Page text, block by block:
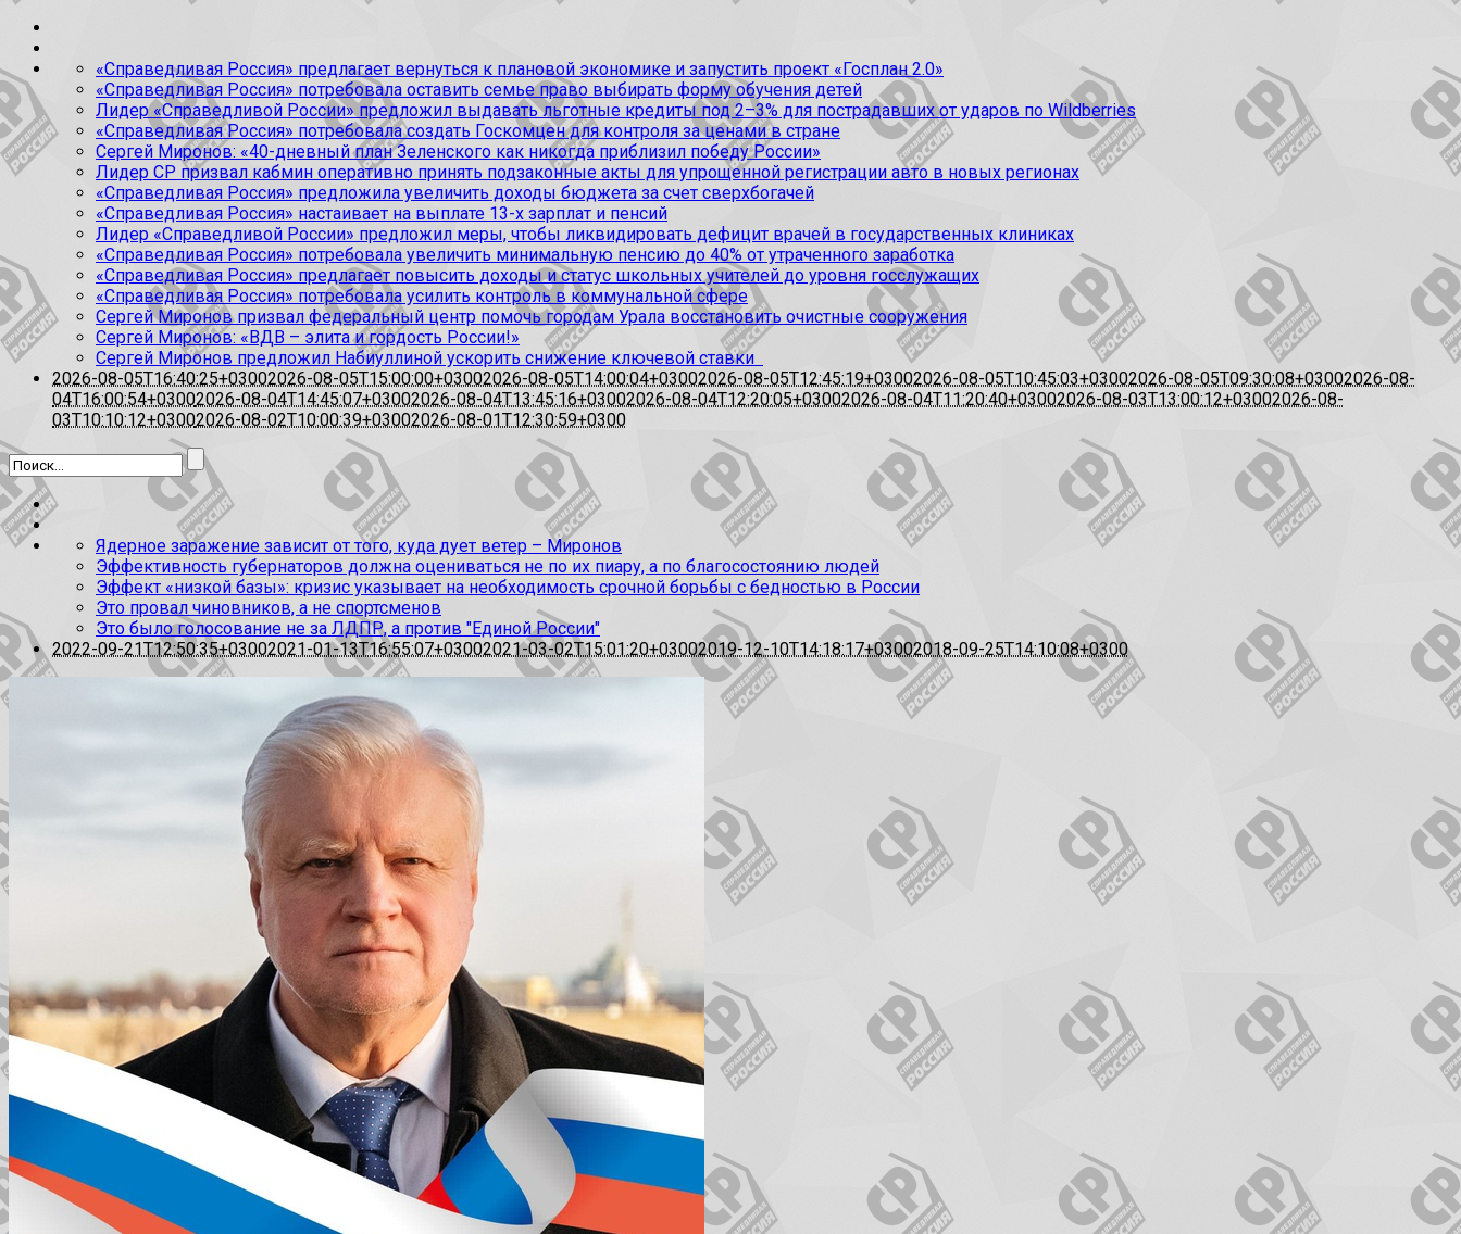
«Справедливая Россия» предлагает вернуться к плановой экономике и запустить проект «Госплан 2.0»
«Справедливая Россия» потребовала оставить семье право выбирать форму обучения детей
Лидер «Справедливой России» предложил выдавать льготные кредиты под 2–3% для пострадавших от ударов по Wildberries
«Справедливая Россия» потребовала создать Госкомцен для контроля за ценами в стране
Сергей Миронов: «40-дневный план Зеленского как никогда приблизил победу России»
Лидер СР призвал кабмин оперативно принять подзаконные акты для упрощенной регистрации авто в новых регионах
«Справедливая Россия» предложила увеличить доходы бюджета за счет сверхбогачей
«Справедливая Россия» настаивает на выплате 13-х зарплат и пенсий
Лидер «Справедливой России» предложил меры, чтобы ликвидировать дефицит врачей в государственных клиниках
«Справедливая Россия» потребовала увеличить минимальную пенсию до 40% от утраченного заработка
«Справедливая Россия» предлагает повысить доходы и статус школьных учителей до уровня госслужащих
«Справедливая Россия» потребовала усилить контроль в коммунальной сфере
Сергей Миронов призвал федеральный центр помочь городам Урала восстановить очистные сооружения
Сергей Миронов: «ВДВ – элита и гордость России!»
Сергей Миронов предложил Набиуллиной ускорить снижение ключевой ставки
2026-08-05T16:40:25+03002026-08-05T15:00:00+03002026-08-05T14:00:04+03002026-08-05T12:45:19+03002026-08-05T10:45:03+03002026-08-05T09:30:08+03002026-08-
04T16:00:54+03002026-08-04T14:45:07+03002026-08-04T13:45:16+03002026-08-04T12:20:05+03002026-08-04T11:20:40+03002026-08-03T13:00:12+03002026-08-
03T10:10:12+03002026-08-02T10:00:39+03002026-08-01T12:30:59+0300
Ядерное заражение зависит от того, куда дует ветер – Миронов
Эффективность губернаторов должна оцениваться не по их пиару, а по благосостоянию людей
Эффект «низкой базы»: кризис указывает на необходимость срочной борьбы с бедностью в России
Это провал чиновников, а не спортсменов
Это было голосование не за ЛДПР, а против "Единой России"
2022-09-21T12:50:35+03002021-01-13T16:55:07+03002021-03-02T15:01:20+03002019-12-10T14:18:17+03002018-09-25T14:10:08+0300